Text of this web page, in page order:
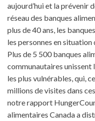
aujourd’hui et la prévenir
réseau des banques
plus de 40 ans, les
les personnes en situation
Plus de 5 500 banques
communautaires
les plus vulnérables, qui,
millions de visites dans
notre rapport
alimentaires Canada a